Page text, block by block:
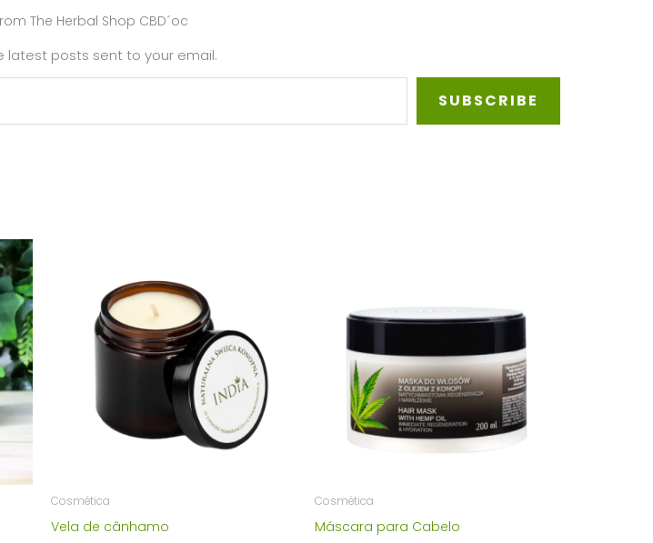
The Herbal Shop CBD´oc
latest posts sent to your email.
SUBSCRIBE
Cosmética
Vela de cânhamo
Cosmética
Máscara para Cabelo